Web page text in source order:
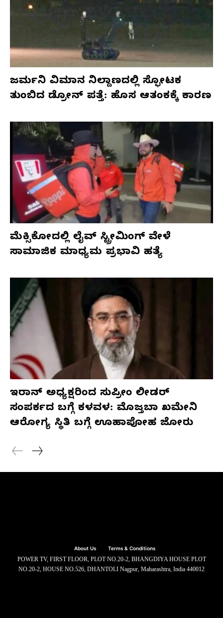
ಜರ್ಮನಿ ವಿಮಾನ ನಿಲ್ದಾಣದಲ್ಲಿ ಸ್ಫೋಟಕ
ತುಂಬಿದ ಡ್ರೋನ್ ಪತ್ತೆ: ಹೊಸ ಆತಂಕಕ್ಕೆ ಕಾರಣ
ಮೆಕ್ಸಿಕೋದಲ್ಲಿ ಲೈವ್ ಸ್ಟ್ರೀಮಿಂಗ್ ವೇಳೆ
ಸಾಮಾಜಿಕ ಮಾಧ್ಯಮ ಪ್ರಭಾವಿ ಹತ್ಯೆ
ಇರಾನ್ ಅಧ್ಯಕ್ಷರಿಂದ ಸುಪ್ರೀಂ ಲೀಡರ್
ಸಂಪರ್ಕದ ಬಗ್ಗೆ ಕಳವಳ: ಮೊಜ್ತಬಾ ಖಮೇನಿ
ಆರೋಗ್ಯ ಸ್ಥಿತಿ ಬಗ್ಗೆ ಊಹಾಪೋಹ ಜೋರು
About Us Terms & Conditions
POWER TV, FIRST FLOOR, PLOT NO.20-2, BHANGDIYA HOUSE PLOT
NO.20-2, HOUSE NO.526, DHANTOLI Nagpur, Maharashtra, India 440012